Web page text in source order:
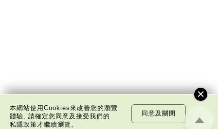
本網站使用Cookies來改善您的瀏覽
體驗, 請確定您同意及接受我們的
私隱政策才繼續瀏覽。
同意及關閉